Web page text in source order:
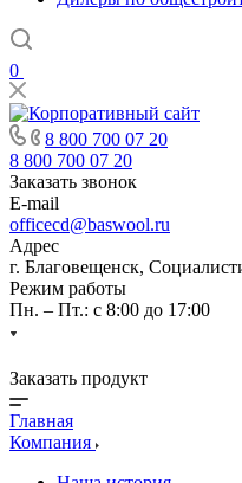
0
8 800 700 07 20
8 800 700 07 20
Заказать звонок
E-mail
officecd@baswool.ru
Адрес
г. Благовещенск,
Режим работы
Пн. – Пт.: с 8:00 до 17:00
Заказать продукт
Главная
Компания